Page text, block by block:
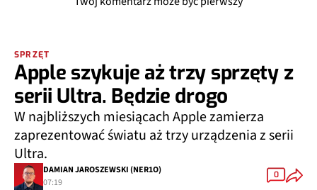
SPRZĘT
Apple szykuje aż trzy sprzęty z
serii Ultra. Będzie drogo
W najbliższych miesiącach Apple zamierza
zaprezentować światu aż trzy urządzenia z serii
Ultra.
DAMIAN JAROSZEWSKI (NER1O)
07:19
0